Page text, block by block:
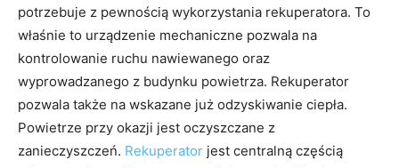
potrzebuje z pewnością wykorzystania rekuperatora. To
właśnie to urządzenie mechaniczne pozwala na
kontrolowanie ruchu nawiewanego oraz
wyprowadzanego z budynku powietrza. Rekuperator
pozwala także na wskazane już odzyskiwanie ciepła.
Powietrze przy okazji jest oczyszczane z
zanieczyszczeń. Rekuperator jest centralną częścią